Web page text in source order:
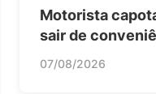
Motorista
sair de
07/08/2026